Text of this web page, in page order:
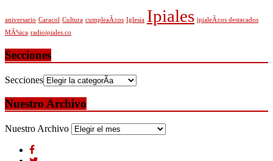
aniversario Caracol Cultura cumpleaÃ±os Iglesia Ipiales ipialeÃ±os destacados
MÃºsica radioipiales.co
Secciones
Secciones
Nuestro Archivo
Nuestro Archivo